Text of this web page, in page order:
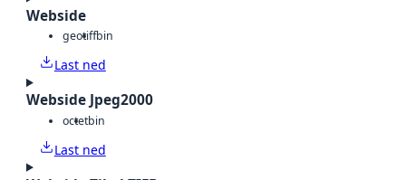
Webside
geotiffbin
Last ned
Webside Jpeg2000
octetbin
Last ned